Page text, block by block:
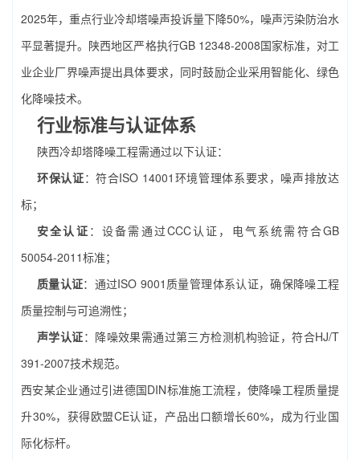
2025年，重点行业冷却塔噪声投诉量下降50%，噪声污染防治水
平显著提升。陕西地区严格执行GB 12348-2008国家标准，对工
业企业厂界噪声提出具体要求，同时鼓励企业采用智能化、绿色
化降噪技术。
行业标准与认证体系
陕西冷却塔降噪工程需通过以下认证：
环保认证：符合ISO 14001环境管理体系要求，噪声排放达
标；
安全认证 ：设备需通过CCC认证，电气系统需符合GB
50054-2011标准；
质量认证：通过ISO 9001质量管理体系认证，确保降噪工程
质量控制与可追溯性；
声学认证：降噪效果需通过第三方检测机构验证，符合HJ/T
391-2007技术规范。
西安某企业通过引进德国DIN标准施工流程，使降噪工程质量提
升30%，获得欧盟CE认证，产品出口额增长60%，成为行业国
际化标杆。